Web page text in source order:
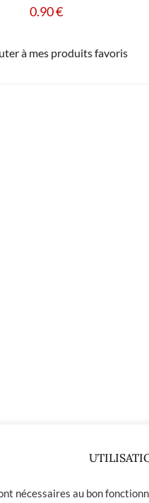
0.90€
à mes produits favoris
nécessaires au bon